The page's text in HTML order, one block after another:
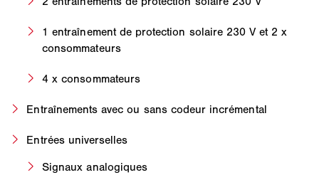
1 entraînement de protection solaire 230 V et 2 x
consommateurs
4 x consommateurs
Entraînements avec ou sans codeur incrémental
Entrées universelles
Signaux analogiques